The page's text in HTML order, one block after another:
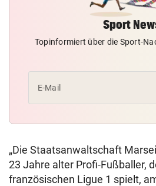
Sport
Topinformiert über die Sport-
E-Mail
„Die Staatsanwaltschaft
23 Jahre alter Profi-Fußballer,
französischen Ligue 1 spielt,